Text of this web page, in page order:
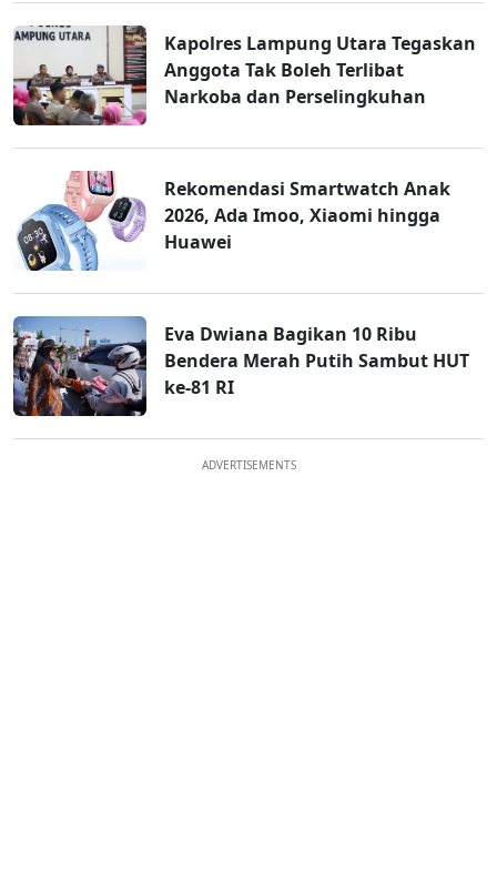
Kapolres Lampung Utara Tegaskan
Anggota Tak Boleh Terlibat
Narkoba dan Perselingkuhan
Rekomendasi Smartwatch Anak
2026, Ada Imoo, Xiaomi hingga
Huawei
Eva Dwiana Bagikan 10 Ribu
Bendera Merah Putih Sambut HUT
ke-81 RI
ADVERTISEMENTS